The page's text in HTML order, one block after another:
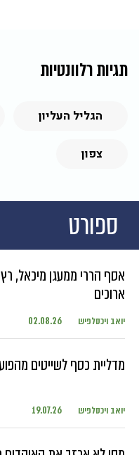
תגיות רלוונטיות
הגליל העליון
צפון
ספורט
אסף הררי ממעגן מיכאל,
ארוכים
יואב ויכסלפיש 02.08.26
מדליית כסף לשייטים
יואב ויכסלפיש 19.07.26